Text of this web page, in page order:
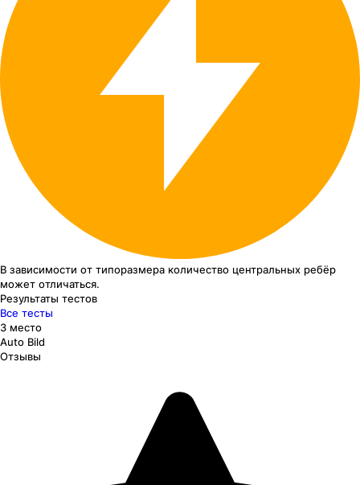
В зависимости от типоразмера количество центральных ребёр
может отличаться.
Результаты тестов
Все тесты
3 место
Auto Bild
Отзывы